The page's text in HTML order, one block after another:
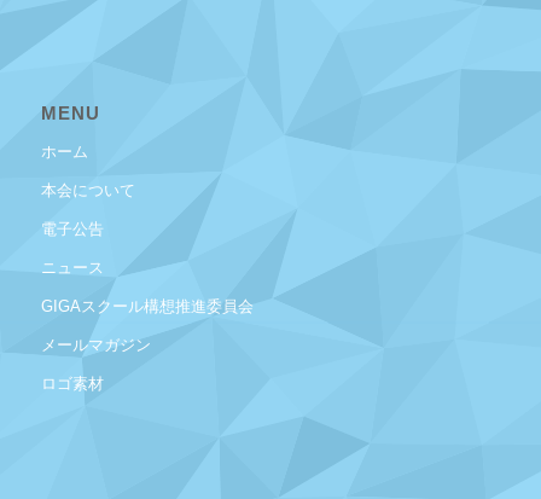
MENU
ホーム
本会について
電子公告
ニュース
GIGAスクール構想推進委員会
メールマガジン
ロゴ素材